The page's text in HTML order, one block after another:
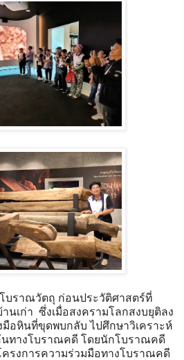
บราณวัตถุ ก่อนประวัติศาสตร์ที่
เก่า ซึ่งเมื่อสงครามโลกสงบยุติลง
มือหินที่ขุดพบกลับ ไปศึกษาวิเคราะห์
ทางโบราณคดี โดยนักโบราณคดี
ครงการความร่วมมือทางโบราณคดี